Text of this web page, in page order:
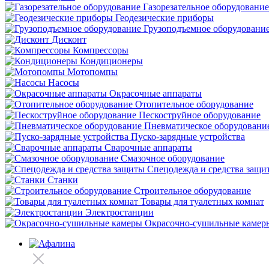
Газорезательное оборудование
Геодезические приборы
Грузоподъемное
Дисконт
Компрессоры
Кондиционеры
Мотопомпы
Насосы
Окрасочные аппараты
Отопительное оборудование
Пескоструйное оборудование
Пневматическое
Пуско-зарядные устройства
Сварочные аппараты
Смазочное оборудование
Спецодежда и средства
Станки
Строительное оборудование
Товары для туалетных комнат
Электростанции
Окрасочно-сушильные